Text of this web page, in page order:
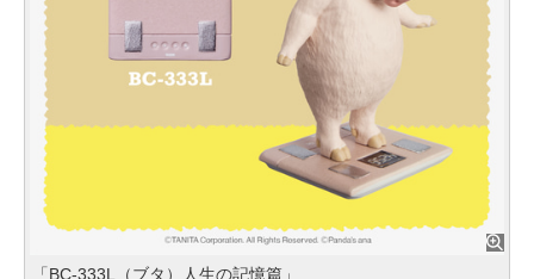
「BC-333L（ブタ）人生の記憶篇」